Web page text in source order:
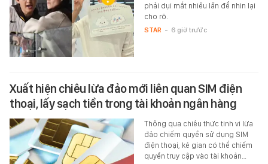
phải dụi mắt nhiều lần để nhìn lại
cho rõ.
STAR - 6 giờ trước
Xuất hiện chiêu lừa đảo mới liên quan SIM điện
thoại, lấy sạch tiền trong tài khoản ngân hàng
Thông qua chiêu thức tinh vi lừa
đảo chiếm quyền sử dụng SIM
điện thoại, kẻ gian có thể chiếm
quyền truy cập vào tài khoản…